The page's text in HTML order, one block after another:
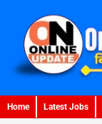
content
Home Latest Jobs